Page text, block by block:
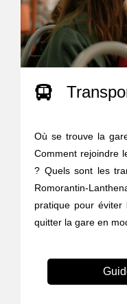
Où se trouve la
Comment rejoindre
? Quels sont les
Romorantin-
pratique pour
quitter la gare en